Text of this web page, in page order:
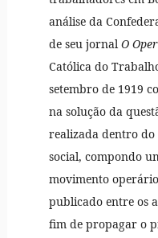
análise da
de seu jornalO
Católica do
setembro de 1919
na solução da
realizada dentro
social, compondo
movimento
publicado entre os
fim de propagar o